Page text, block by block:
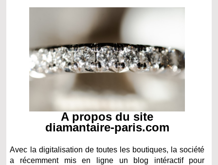
A propos du site
diamantaire-paris.com
Avec la digitalisation de toutes les boutiques, la société
a récemment mis en ligne un blog intéractif pour